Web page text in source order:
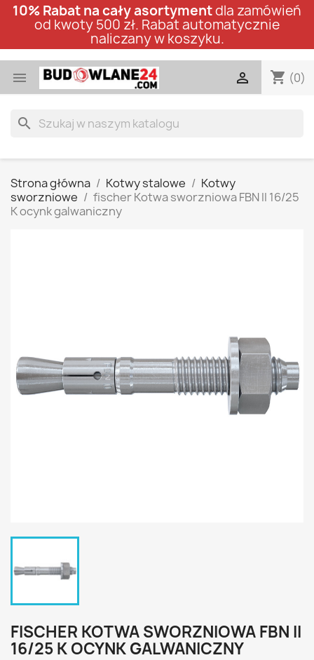
10% Rabat na cały asortymentdla zamówień
od kwoty 500 zł. Rabat automatycznie
naliczany w koszyku.
 shopping_cart (0)

search
Strona główna Kotwy stalowe
Kotwy
sworzniowe
fischer Kotwa sworzniowa FBN II 16/25
K ocynk galwaniczny
FISCHER KOTWA SWORZNIOWA FBN II
16/25 K OCYNK GALWANICZNY